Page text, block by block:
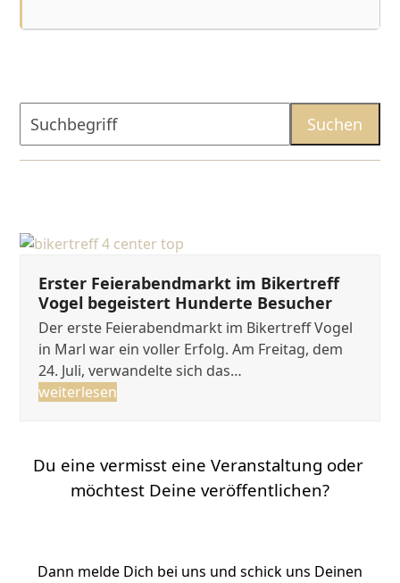
Suchbegriff Suchen
Erster Feierabendmarkt im Bikertreff
Vogel begeistert Hunderte Besucher
Der erste Feierabendmarkt im Bikertreff Vogel
in Marl war ein voller Erfolg. Am Freitag, dem
24. Juli, verwandelte sich das…
weiterlesen
Du eine vermisst eine Veranstaltung oder
möchtest Deine veröffentlichen?
Dann melde Dich bei uns und schick uns Deinen